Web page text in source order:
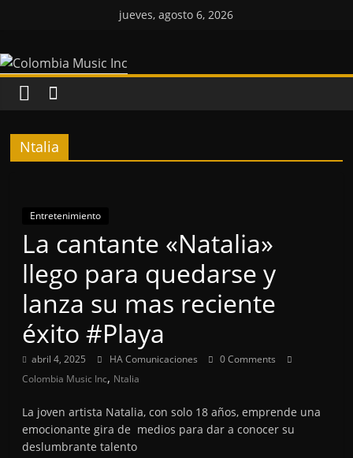
jueves, agosto 6, 2026
Colombia
Music
Inc
Ntalia
Entretenimiento
La cantante «Natalia»
llego para quedarse y
lanza su mas reciente
éxito #Playa
abril 4, 2025 HA Comunicaciones
0 Comments
Colombia Music Inc, Ntalia
La joven artista Natalia, con solo 18 años, emprende una
emocionante gira de medios para dar a conocer su
deslumbrante talento